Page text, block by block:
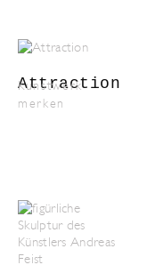
Kunstwerk
merken
Attraction